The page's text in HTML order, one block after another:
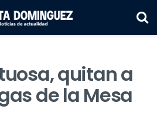
quitan a
de la Mesa